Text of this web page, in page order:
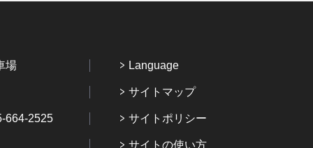
場
664-2525
Language
サイトマップ
サイトポリシー
サイトの使い方